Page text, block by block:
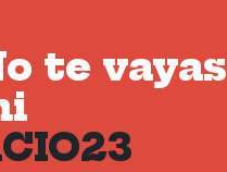
te vayas